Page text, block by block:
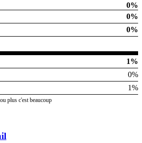
0%
0%
0%
1%
0%
1%
plus c'est beaucoup